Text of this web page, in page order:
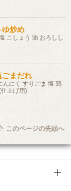
ゆ炒め
こしょう 油 おろしし
ごまだれ
んにく すりごま 塩 鶏
上げ用)
このページの先頭へ